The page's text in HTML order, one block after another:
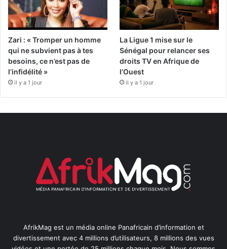
Zari : « Tromper un homme
qui ne subvient pas à tes
besoins, ce n’est pas de
l’infidélité »
il y a 1 jour
La Ligue 1 mise sur le
Sénégal pour relancer ses
droits TV en Afrique de
l’Ouest
il y a 1 jour
AfrikMag est un média online Panafricain d’information et
divertissement avec 4 millions d’utilisateurs, 8 millions des vues